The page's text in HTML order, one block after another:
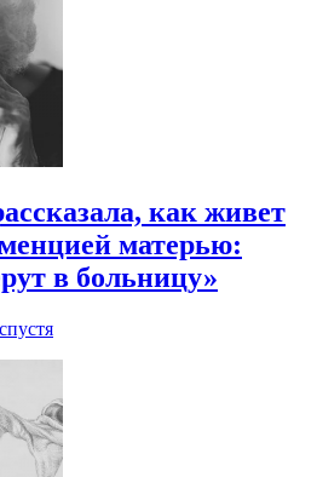
как живет
матерью:
в больницу»